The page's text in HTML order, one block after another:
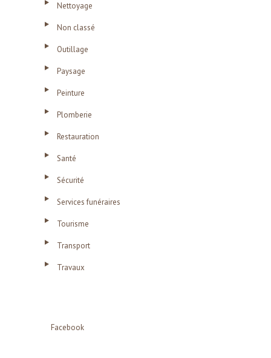
Nettoyage
Non classé
Outillage
Paysage
Peinture
Plomberie
Restauration
Santé
Sécurité
Services funéraires
Tourisme
Transport
Travaux
Facebook